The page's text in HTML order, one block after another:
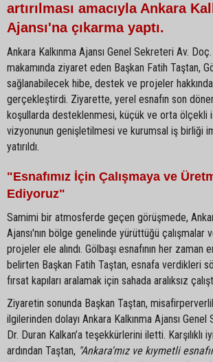
artırılması amacıyla Ankara
Ajansı'na çıkarma yaptı.
Ankara Kalkınma Ajansı Genel Sekreteri Av. Doç.
makamında ziyaret eden Başkan Fatih Taştan,
sağlanabilecek hibe, destek ve projeler
gerçekleştirdi. Ziyarette, yerel esnafın son
koşullarda desteklenmesi, küçük ve orta ölçekli
vizyonunun genişletilmesi ve kurumsal iş birliği
yatırıldı.
"Esnafımız İçin Çalışmaya ve
Ediyoruz"
Samimi bir atmosferde geçen görüşmede,
Ajansı'nın bölge genelinde yürüttüğü çalışmalar
projeler ele alındı. Gölbaşı esnafının her zaman
belirten Başkan Fatih Taştan, esnafa verdikleri
fırsat kapıları aralamak için sahada aralıksız
Ziyaretin sonunda Başkan Taştan,
ilgilerinden dolayı Ankara Kalkınma Ajansı
Dr. Duran Kalkan’a teşekkürlerini iletti. Karşılıklı
ardından Taştan, "Ankara'mız ve kıymetli